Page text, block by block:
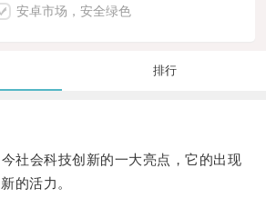
安卓市场，安全绿色
排行
会科技创新的一大亮点，它的出现
的活力。